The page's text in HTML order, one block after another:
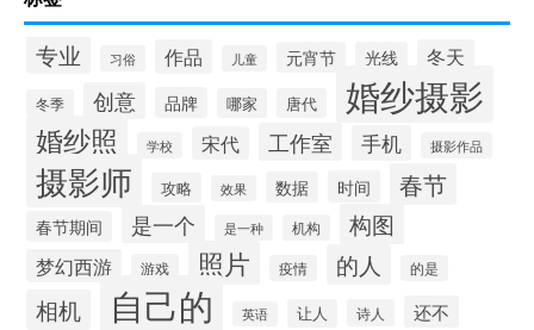
专业 习俗 作品 儿童 元宵节 光线 冬天
冬季 创意 品牌 哪家 唐代 婚纱摄影
婚纱照 学校 宋代 工作室 手机 摄影作品
摄影师 攻略 效果 数据 时间 春节
春节期间 是一个 是一种 机构 构图
梦幻西游 游戏 照片 疫情 的人 的是
相机 自己的 英语 让人 诗人
还不